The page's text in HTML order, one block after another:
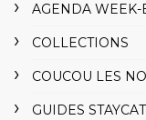
AGENDA WEEK-
COLLECTIONS
COUCOU LES
GUIDES